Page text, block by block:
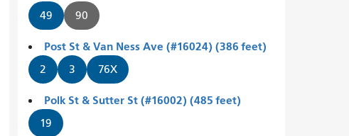
49 90
Post St & Van Ness Ave (#16024) (386 feet)
2 3 76X
Polk St & Sutter St (#16002) (485 feet)
19